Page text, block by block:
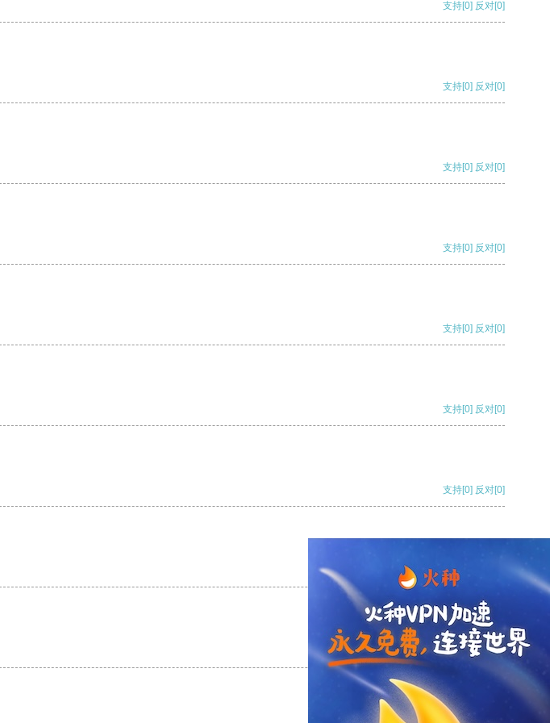
支持[0] 反对[0]
支持[0] 反对[0]
支持[0] 反对[0]
支持[0] 反对[0]
支持[0] 反对[0]
支持[0] 反对[0]
支持[0] 反对[0]
支持
支持[0] 反对[0]